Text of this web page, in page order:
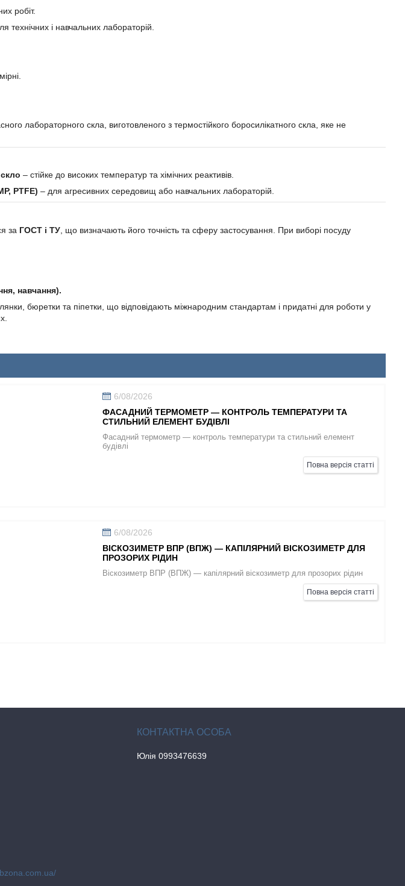
робіт.
технічних і навчальних лабораторій.
лабораторного скла, виготовленого з термостійкого боросилікатного скла, яке не
– стійке до високих температур та хімічних реактивів.
PTFE) – для агресивних середовищ або навчальних лабораторій.
за ГОСТ і ТУ, що визначають його точність та сферу застосування. При виборі посуду
навчання).
бюретки та піпетки, що відповідають міжнародним стандартам і придатні для роботи у
6/08/2026
ФАСАДНИЙ ТЕРМОМЕТР — КОНТРОЛЬ ТЕМПЕРАТУРИ ТА
СТИЛЬНИЙ ЕЛЕМЕНТ БУДІВЛІ
Фасадний термометр — контроль температури та стильний елемент
будівлі
Повна версія статті
6/08/2026
ВІСКОЗИМЕТР ВПР (ВПЖ) — КАПІЛЯРНИЙ ВІСКОЗИМЕТР ДЛЯ
ПРОЗОРИХ РІДИН
Віскозиметр ВПР (ВПЖ) — капілярний віскозиметр для прозорих рідин
Повна версія статті
Юлія 0993476639